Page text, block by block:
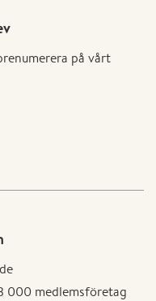
på vårt
000 medlemsföretag